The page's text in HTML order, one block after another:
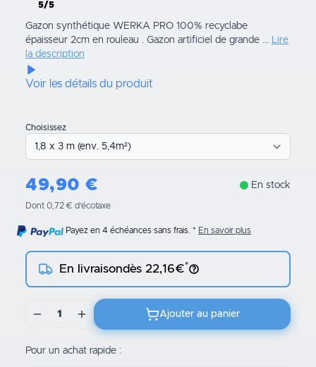
5/5
Gazon synthétique WERKA PRO 100% recyclabe
épaisseur 2cm en rouleau . Gazon artificiel de grande ... Lire
la description
Voir les détails du produit
Choisissez
49,90 € En stock
Dont 0,72 € d’écotaxe
Payez en 4 échéances sans frais. En savoir plus
En livraisondès 22,16€*
1 Ajouter au panier
Pour un achat rapide :